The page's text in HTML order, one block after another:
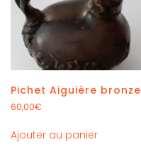
Pichet Aiguière bronze
60,00€
Ajouter au panier